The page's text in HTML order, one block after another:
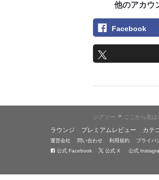
他のアカウ
Facebook
ジグソー > ここから先は
ラウンジ プレミアムレビュー カテ
運営会社 問い合わせ 利用規約 プライバ
公式 Facebook
公式 X 公式